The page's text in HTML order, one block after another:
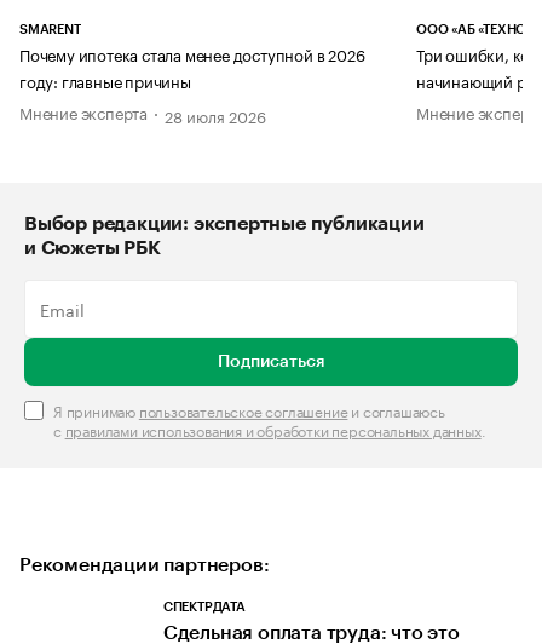
SMARENT
Почему ипотека стала менее доступной в 2026
году: главные причины
Мнение эксперта
28 июля 2026
ООО «АБ
Три ошибки,
начинающий
Мнение
Выбор редакции: экспертные публикации
и Сюжеты РБК
Подписаться
Я принимаю пользовательское соглашениеи соглашаюсь
с правилами использования и обработки персональных данных.
Рекомендации партнеров:
СПЕКТРДАТА
Сдельная оплата труда: что это